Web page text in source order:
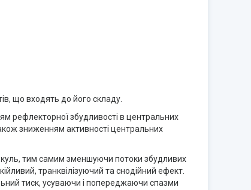
що входять до його складу.
рефлекторної збудливості в центральних
зниженням активності центральних
тим самим зменшуючи потоки збудливих
транквілізуючий та снодійний ефект.
тиск, усуваючи і попереджаючи спазми